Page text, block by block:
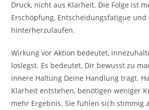
Druck, nicht aus Klarheit. Die Folge ist
Erschöpfung, Entscheidungsfatigue
hinterherzulaufen.
Wirkung vor Aktion bedeutet,
loslegst. Es bedeutet, Dir bewusst zu
innere Haltung Deine Handlung trägt.
Klarheit entstehen, benötigen weniger
mehr Ergebnis. Sie fühlen sich stimmig